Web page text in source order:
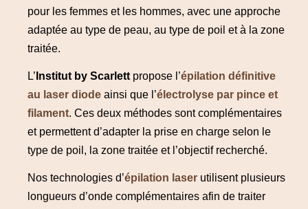
pour les femmes et les hommes, avec une approche
adaptée au type de peau, au type de poil et à la zone
traitée.
L’ Institut by Scarlett propose l’épilation définitive
au laser diode ainsi que l’électrolyse par pince et
filament. Ces deux méthodes sont complémentaires
et permettent d’adapter la prise en charge selon le
type de poil, la zone traitée et l’objectif recherché.
Nos technologies d’épilation laser utilisent plusieurs
longueurs d’onde complémentaires afin de traiter